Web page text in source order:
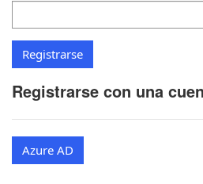
Registrarse con una
Azure AD